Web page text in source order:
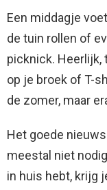
Een middagje
de tuin rollen of
picknick. Heerlijk,
op je broek of T-
de zomer, maar
Het goede
meestal niet
in huis hebt, krijg